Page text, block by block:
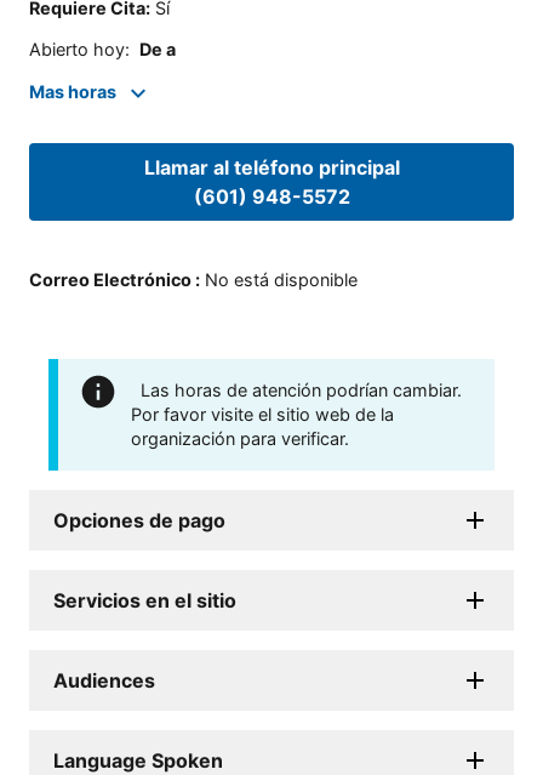
Requiere Cita: Sí
Abierto hoy: De a
Mas horas
Llamar al teléfono principal
(601) 948-5572
Correo Electrónico : No está disponible
Las horas de atención podrían cambiar.
Por favor visite el sitio web de la
organización para verificar.
Opciones de pago
Servicios en el sitio
Audiences
Language Spoken